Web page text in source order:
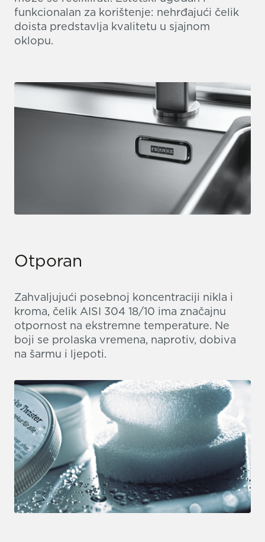
funkcionalan za korištenje: nehrđajući čelik
doista predstavlja kvalitetu u sjajnom
oklopu.
Otporan
Zahvaljujući posebnoj koncentraciji nikla i
kroma, čelik AISI 304 18/10 ima značajnu
otpornost na ekstremne temperature. Ne
boji se prolaska vremena, naprotiv, dobiva
na šarmu i ljepoti.